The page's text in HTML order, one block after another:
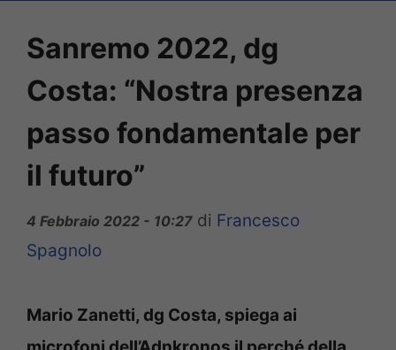
Sanremo 2022, dg
Costa: “Nostra presenza
passo fondamentale per
il futuro”
4 Febbraio 2022 - 10:27 di Francesco
Spagnolo
Mario Zanetti, dg Costa, spiega ai